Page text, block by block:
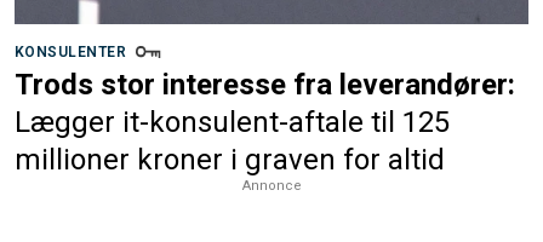
KONSULENTER
Trods stor interesse fra leverandører:
Lægger it-konsulent-aftale til 125
millioner kroner i graven for altid
Annonce